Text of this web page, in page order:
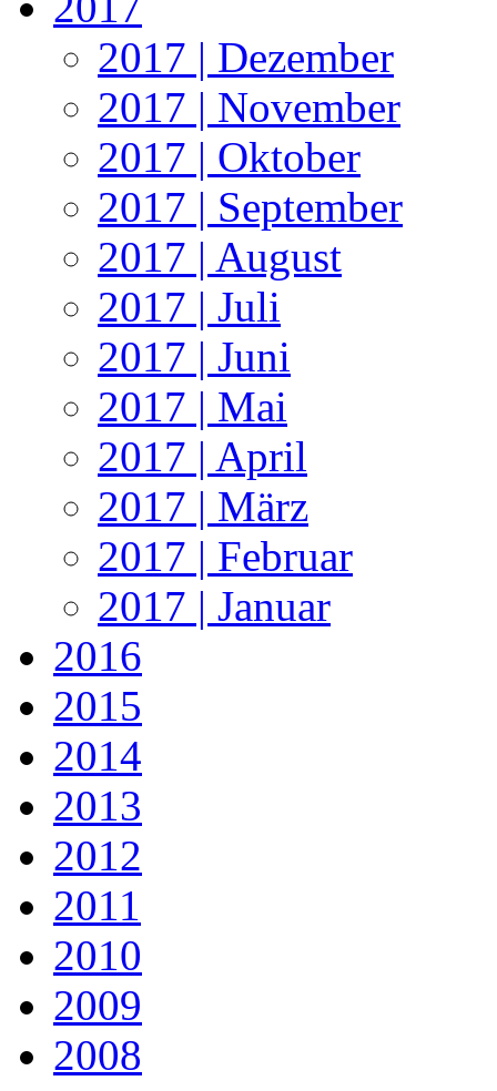
2017 | Dezember
2017 | November
2017 | Oktober
2017 | September
2017 | August
2017 | Juli
2017 | Juni
2017 | Mai
2017 | April
2017 | März
2017 | Februar
2017 | Januar
2016
2015
2014
2013
2012
2011
2010
2009
2008